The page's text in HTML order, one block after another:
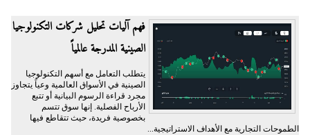
فهم آليات تحليل شركات التكنولوجيا
الصينية المدرجة عالمياً
يتطلب التعامل مع أسهم التكنولوجيا
الصينية في الأسواق العالمية وعياً يتجاوز
مجرد قراءة الرسوم البيانية أو تتبع
الأرباح الفصلية. إنها سوق تتسم
بخصوصية فريدة، حيث تتقاطع فيها
الطموحات التجارية مع الأهداف الاستراتيجية...